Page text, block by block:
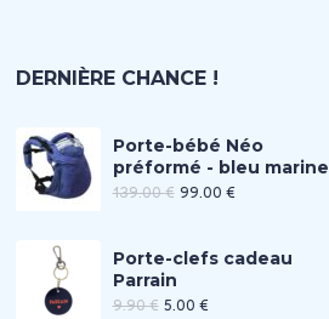
DERNIÈRE CHANCE !
Porte-bébé Néo
préformé - bleu marine
139.00€ 99.00 €
Porte-clefs cadeau
Parrain
9.90€ 5.00 €